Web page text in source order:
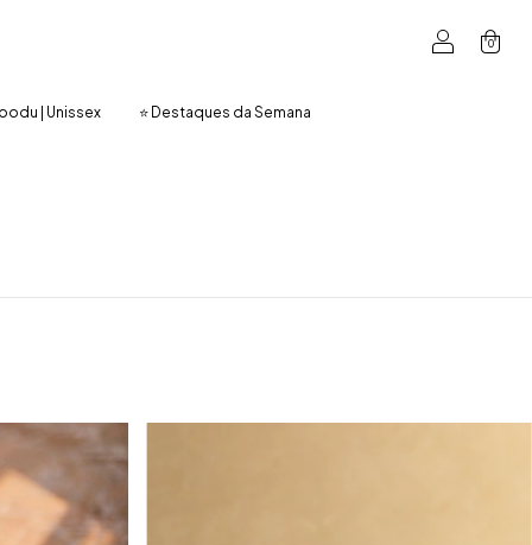
0
| Unissex ⭐ Destaques da Semana